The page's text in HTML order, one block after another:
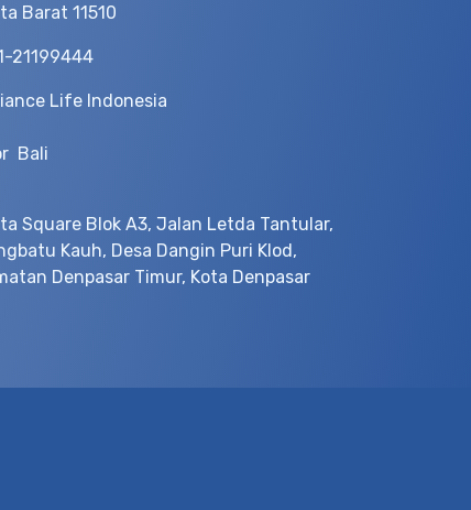
Barat 11510
21199444
Life Indonesia
Bali
Square Blok A3, Jalan Letda Tantular,
Kauh, Desa Dangin Puri Klod,
Denpasar Timur, Kota Denpasar